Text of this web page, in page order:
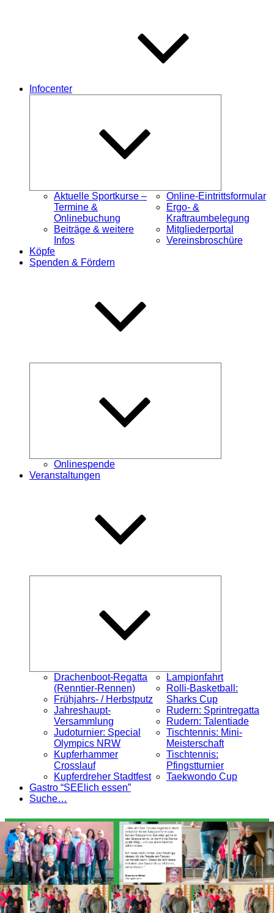
Infocenter
Aktuelle Sportkurse –
Termine &
Onlinebuchung
Beiträge & weitere
Infos
Online-Eintrittsformular
Ergo- &
Kraftraumbelegung
Mitgliederportal
Vereinsbroschüre
Köpfe
Spenden & Fördern
Onlinespende
Veranstaltungen
Drachenboot-Regatta
(Renntier-Rennen)
Frühjahrs- / Herbstputz
Jahreshaupt-
Versammlung
Judoturnier: Special
Olympics NRW
Kupferhammer
Crosslauf
Kupferdreher Stadtfest
Lampionfahrt
Rolli-Basketball:
Sharks Cup
Rudern: Sprintregatta
Rudern: Talentiade
Tischtennis: Mini-
Meisterschaft
Tischtennis:
Pfingstturnier
Taekwondo Cup
Gastro “SEElich essen”
Suche…